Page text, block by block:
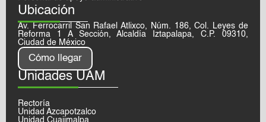
Ubicación
Av. Ferrocarril San Rafael Atlixco, Núm. 186, Col. Leyes de
Reforma 1 A Sección, Alcaldía Iztapalapa, C.P. 09310,
Ciudad de México
Cómo llegar
Unidades UAM
Rectoría
Unidad Azcapotzalco
Unidad Cuajimalpa